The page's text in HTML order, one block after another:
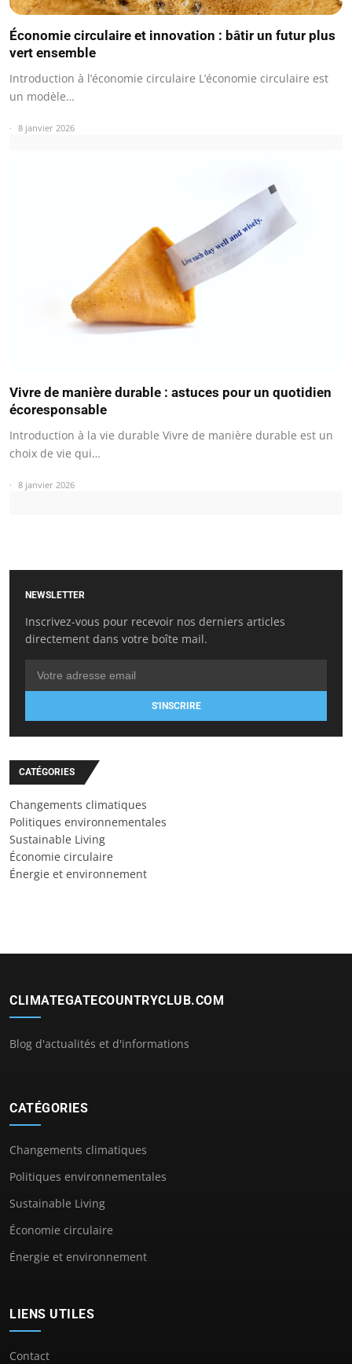
Économie circulaire et innovation : bâtir un futur plus
vert ensemble
Introduction à l’économie circulaire L’économie circulaire est
un modèle…
8 janvier 2026
Vivre de manière durable : astuces pour un quotidien
écoresponsable
Introduction à la vie durable Vivre de manière durable est un
choix de vie qui…
8 janvier 2026
NEWSLETTER
Inscrivez-vous pour recevoir nos derniers articles
directement dans votre boîte mail.
S'INSCRIRE
CATÉGORIES
Changements climatiques
Politiques environnementales
Sustainable Living
Économie circulaire
Énergie et environnement
CLIMATEGATECOUNTRYCLUB.COM
Blog d'actualités et d'informations
CATÉGORIES
Changements climatiques
Politiques environnementales
Sustainable Living
Économie circulaire
Énergie et environnement
LIENS UTILES
Contact